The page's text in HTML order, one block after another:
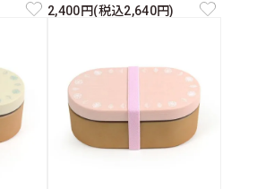
2,400円(税込2,640円)